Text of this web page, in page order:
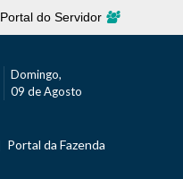
Portal do Servidor
Domingo,
09 de Agosto
Portal da Fazenda